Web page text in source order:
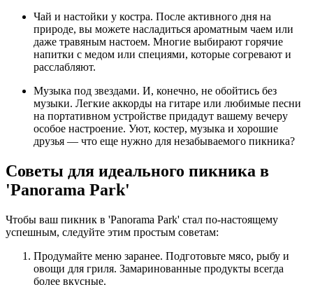
Чай и настойки у костра. После активного дня на
природе, вы можете насладиться ароматным чаем или
даже травяным настоем. Многие выбирают горячие
напитки с медом или специями, которые согревают и
расслабляют.
Музыка под звездами. И, конечно, не обойтись без
музыки. Легкие аккорды на гитаре или любимые песни
на портативном устройстве придадут вашему вечеру
особое настроение. Уют, костер, музыка и хорошие
друзья — что еще нужно для незабываемого пикника?
Советы для идеального пикника в
'Panorama Park'
Чтобы ваш пикник в 'Panorama Park' стал по-настоящему
успешным, следуйте этим простым советам:
Продумайте меню заранее. Подготовьте мясо, рыбу и
овощи для гриля. Замаринованные продукты всегда
более вкусные.